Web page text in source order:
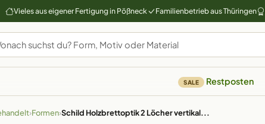
Vieles aus eigener Fertigung in Pößneck Familienbetrieb aus Thüringen
SALE Restposten
›Formen›Schild Holzbrettoptik 2 Löcher vertikal...